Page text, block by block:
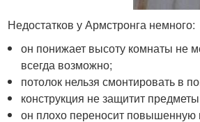
Недостатков у Армстронга немного:
он понижает высоту комнаты не
всегда возможно;
потолок нельзя смонтировать в
конструкция не защитит
он плохо переносит повышенную